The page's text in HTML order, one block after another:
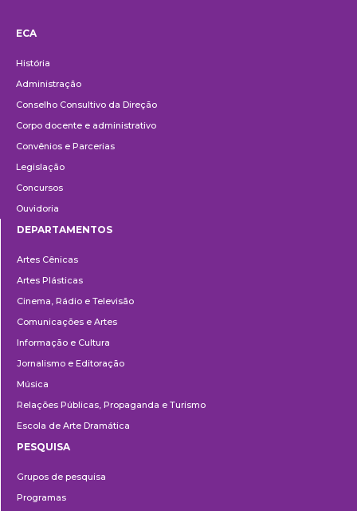
ECA
História
Administração
Conselho Consultivo da Direção
Corpo docente e administrativo
Convênios e Parcerias
Legislação
Concursos
Ouvidoria
DEPARTAMENTOS
Artes Cênicas
Artes Plásticas
Cinema, Rádio e Televisão
Comunicações e Artes
Informação e Cultura
Jornalismo e Editoração
Música
Relações Públicas, Propaganda e Turismo
Escola de Arte Dramática
PESQUISA
Grupos de pesquisa
Programas